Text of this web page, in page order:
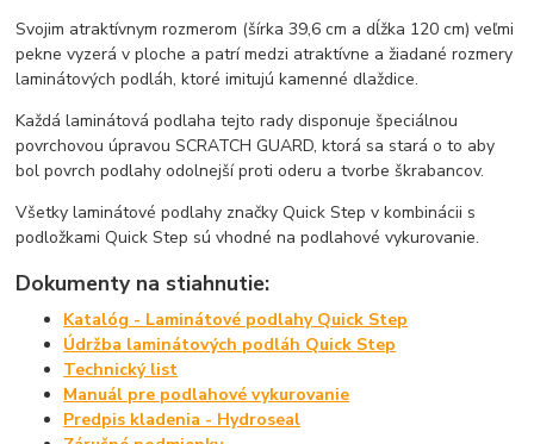
Svojim atraktívnym rozmerom (šírka 39,6 cm a dĺžka 120 cm) veľmi
pekne vyzerá v ploche a patrí medzi atraktívne a žiadané rozmery
laminátových podláh, ktoré imitujú kamenné dlaždice.
Každá laminátová podlaha tejto rady disponuje špeciálnou
povrchovou úpravou SCRATCH GUARD, ktorá sa stará o to aby
bol povrch podlahy odolnejší proti oderu a tvorbe škrabancov.
Všetky laminátové podlahy značky Quick Step v kombinácii s
podložkami Quick Step sú vhodné na podlahové vykurovanie.
Dokumenty na stiahnutie:
Katalóg - Laminátové podlahy Quick Step
Údržba laminátových podláh Quick Step
Technický list
Manuál pre podlahové vykurovanie
Predpis kladenia - Hydroseal